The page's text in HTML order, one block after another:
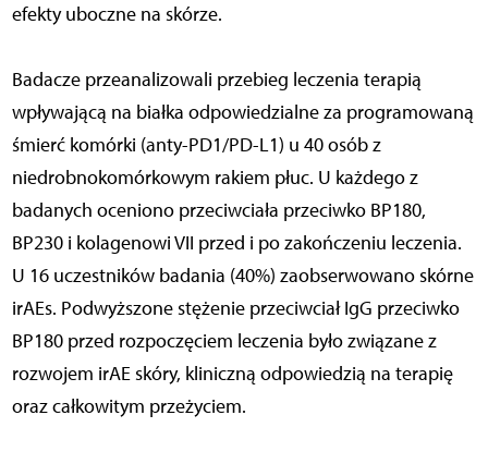
efekty uboczne na skórze.
Badacze przeanalizowali przebieg leczenia terapią
wpływającą na białka odpowiedzialne za programowaną
śmierć komórki (anty-PD1/PD-L1) u 40 osób z
niedrobnokomórkowym rakiem płuc. U każdego z
badanych oceniono przeciwciała przeciwko BP180,
BP230 i kolagenowi VII przed i po zakończeniu leczenia.
U 16 uczestników badania (40%) zaobserwowano skórne
irAEs. Podwyższone stężenie przeciwciał IgG przeciwko
BP180 przed rozpoczęciem leczenia było związane z
rozwojem irAE skóry, kliniczną odpowiedzią na terapię
oraz całkowitym przeżyciem.